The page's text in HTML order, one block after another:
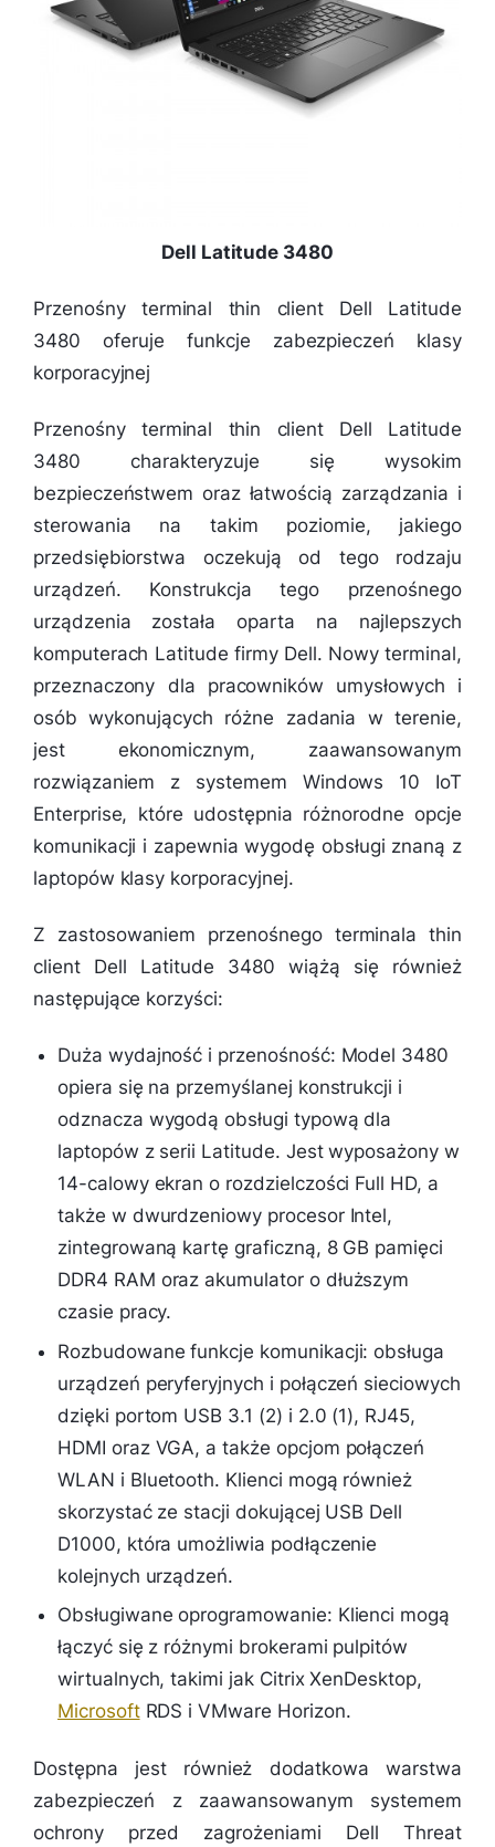
Dell Latitude 3480
Przenośny terminal thin client Dell Latitude
3480 oferuje funkcje zabezpieczeń klasy
korporacyjnej
Przenośny terminal thin client Dell Latitude
3480 charakteryzuje się wysokim
bezpieczeństwem oraz łatwością zarządzania i
sterowania na takim poziomie, jakiego
przedsiębiorstwa oczekują od tego rodzaju
urządzeń. Konstrukcja tego przenośnego
urządzenia została oparta na najlepszych
komputerach Latitude firmy Dell. Nowy terminal,
przeznaczony dla pracowników umysłowych i
osób wykonujących różne zadania w terenie,
jest ekonomicznym, zaawansowanym
rozwiązaniem z systemem Windows 10 IoT
Enterprise, które udostępnia różnorodne opcje
komunikacji i zapewnia wygodę obsługi znaną z
laptopów klasy korporacyjnej.
Z zastosowaniem przenośnego terminala thin
client Dell Latitude 3480 wiążą się również
następujące korzyści:
Duża wydajność i przenośność: Model 3480
opiera się na przemyślanej konstrukcji i
odznacza wygodą obsługi typową dla
laptopów z serii Latitude. Jest wyposażony w
14-calowy ekran o rozdzielczości Full HD, a
także w dwurdzeniowy procesor Intel,
zintegrowaną kartę graficzną, 8 GB pamięci
DDR4 RAM oraz akumulator o dłuższym
czasie pracy.
Rozbudowane funkcje komunikacji: obsługa
urządzeń peryferyjnych i połączeń sieciowych
dzięki portom USB 3.1 (2) i 2.0 (1), RJ45,
HDMI oraz VGA, a także opcjom połączeń
WLAN i Bluetooth. Klienci mogą również
skorzystać ze stacji dokującej USB Dell
D1000, która umożliwia podłączenie
kolejnych urządzeń.
Obsługiwane oprogramowanie: Klienci mogą
łączyć się z różnymi brokerami pulpitów
wirtualnych, takimi jak Citrix XenDesktop,
MicrosoftRDS i VMware Horizon.
Dostępna jest również dodatkowa warstwa
zabezpieczeń z zaawansowanym systemem
ochrony przed zagrożeniami Dell Threat